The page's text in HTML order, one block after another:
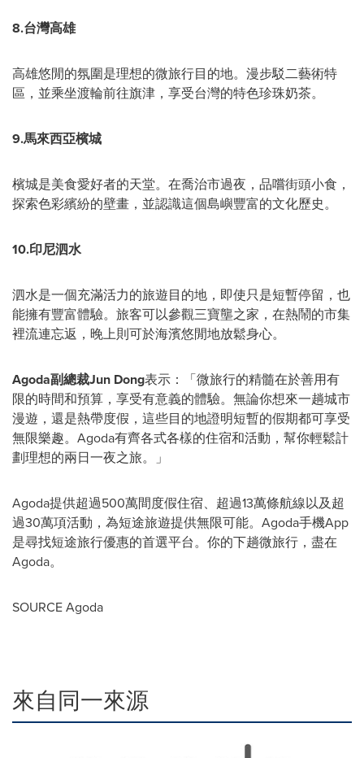
8.台灣高雄
高雄悠閒的氛圍是理想的微旅行目的地。漫步駁二藝術特
區，並乘坐渡輪前往旗津，享受台灣的特色珍珠奶茶。
9.馬來西亞檳城
檳城是美食愛好者的天堂。在喬治市過夜，品嚐街頭小食，
探索色彩繽紛的壁畫，並認識這個島嶼豐富的文化歷史。
10.印尼泗水
泗水是一個充滿活力的旅遊目的地，即使只是短暫停留，也
能擁有豐富體驗。旅客可以參觀三寶壟之家，在熱鬧的市集
裡流連忘返，晚上則可於海濱悠閒地放鬆身心。
Agoda副總裁Jun Dong表示：「微旅行的精髓在於善用有
限的時間和預算，享受有意義的體驗。無論你想來一趟城市
漫遊，還是熱帶度假，這些目的地證明短暫的假期都可享受
無限樂趣。Agoda有齊各式各樣的住宿和活動，幫你輕鬆計
劃理想的兩日一夜之旅。」
Agoda提供超過500萬間度假住宿、超過13萬條航線以及超
過30萬項活動，為短途旅遊提供無限可能。Agoda手機App
是尋找短途旅行優惠的首選平台。你的下趟微旅行，盡在
Agoda。
SOURCE Agoda
來自同一來源